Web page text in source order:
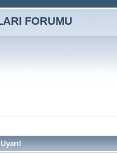
Uyarı!